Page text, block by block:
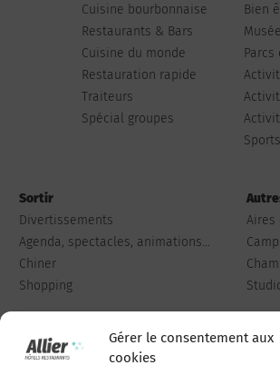
Gérer le consentement aux
cookies
Cuisine bourbonnaise
Restaurants & Bars
Cuisine du monde
Restauration rapide
Traiteurs
Spécial groupes
Bien
Parcs
Sortir
Divertissements
Agenda, spectacles, animations...
Chiner
Shopping
Aires